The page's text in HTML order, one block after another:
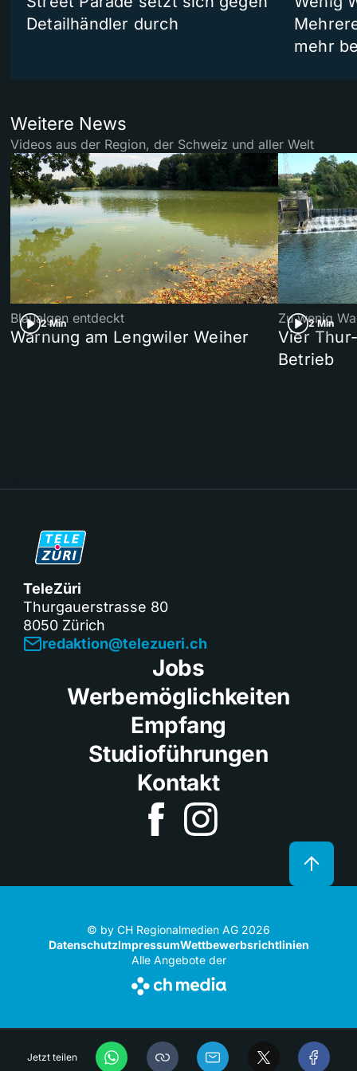
Jetzt teilen
Detailhändler durch
mehr
Weitere News
Videos aus der Region, der Schweiz und aller Welt
2 Min
Blaualgen entdeckt
Warnung am Lengwiler Weiher
2 Min
Zu wenig
Vier
Betrieb
TeleZüri
Thurgauerstrasse 80
8050 Zürich
redaktion@telezueri.ch
Jobs
Werbemöglichkeiten
Empfang
Studioführungen
Kontakt
© by CH Regionalmedien AG 2026
DatenschutzImpressumWettbewerbsrichtlinien
Alle Angebote der